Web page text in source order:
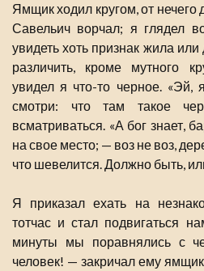
Ямщик ходил кругом, от нечего
Савельич ворчал; я глядел
увидеть хоть признак жила
различить, кроме мутного
увидел я что-то черное.
смотри: что там такое
всматриваться. «А бог знает,
на свое место; — воз не воз,
что шевелится. Должно быть,
Я приказал ехать на
тотчас и стал подвигаться
минуты мы поравнялись с
человек! — закричал ему